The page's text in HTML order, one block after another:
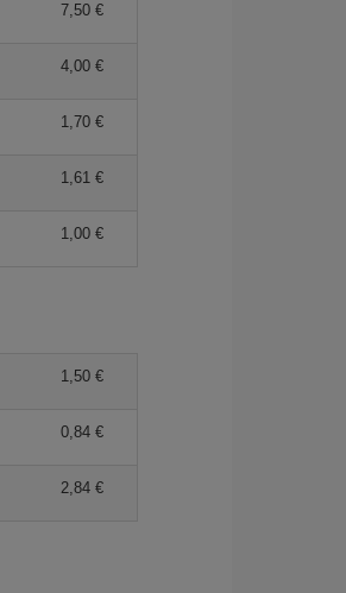
7,50 €
4,00 €
1,70 €
1,61 €
1,00 €
1,50 €
0,84 €
2,84 €